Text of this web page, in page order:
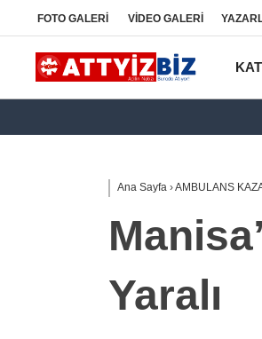
FOTO GALERİ VİDEO GALERİ
Ana Sayfa ›AMBULANS
Yaralı